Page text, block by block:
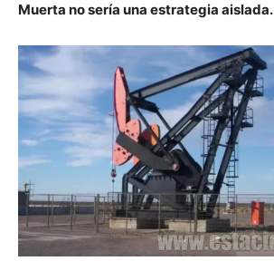
Muerta no sería una estrategia aislada.